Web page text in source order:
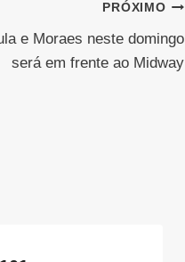
PRÓXIMO
e Moraes neste domingo
será em frente ao Midway